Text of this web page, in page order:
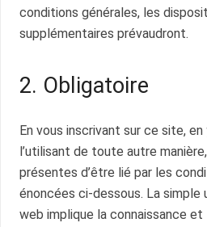
conditions générales, les
supplémentaires prévaudront.
2. Obligatoire
En vous inscrivant sur ce site,
l’utilisant de toute autre
présentes d’être lié par les
énoncées ci-dessous. La
web implique la connaissance